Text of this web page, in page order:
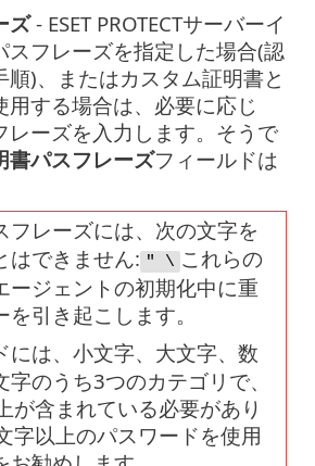
ズ- ESET PROTECTサーバーイ
スフレーズを指定した場合(認
)、またはカスタム証明書と
用する場合は、必要に応じ
レーズを入力します。そうで
書パスフレーズフィールドは
フレーズには、次の文字を
はできません: " \ これらの
ージェントの初期化中に重
引き起こします。
には、小文字、大文字、数
字のうち3つのカテゴリで、
が含まれている必要があり
字以上のパスワードを使用